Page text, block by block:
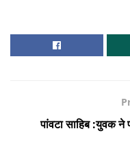
पांवटा साहिब :युवक